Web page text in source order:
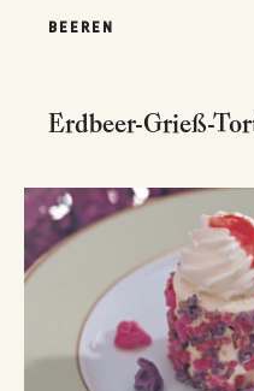
BEEREN
Erdbeer-Grieß-